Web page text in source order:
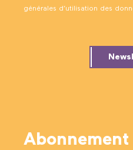
générales d’utilisation des
Abonnement